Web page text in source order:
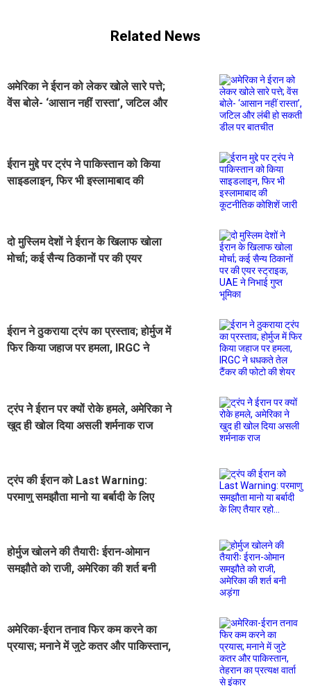
Related News
अमेरिका ने ईरान को लेकर खोले सारे पत्ते;
वेंस बोले- ‘आसान नहीं रास्ता’, जटिल और
ईरान मुद्दे पर ट्रंप ने पाकिस्तान को किया
साइडलाइन, फिर भी इस्लामाबाद की
दो मुस्लिम देशों ने ईरान के खिलाफ खोला
मोर्चा; कई सैन्य ठिकानों पर की एयर
ईरान ने ठुकराया ट्रंप का प्रस्ताव; होर्मुज में
फिर किया जहाज पर हमला, IRGC ने
ट्रंप नेे ईरान पर क्यों रोके हमले, अमेरिका ने
खुद ही खोल दिया असली शर्मनाक राज
ट्रंप की ईरान को Last Warning:
परमाणु समझौता मानो या बर्बादी के लिए
होर्मुज खोलने की तैयारीः ईरान-ओमान
समझौते को राजी, अमेरिका की शर्त बनी
अमेरिका-ईरान तनाव फिर कम करने का
प्रयास; मनाने में जुटे कतर और पाकिस्तान,